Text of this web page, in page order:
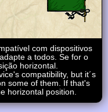
com dispositivos
a todos. Se for o
horizontal.
compatibility, but it´s
some of them. If that's
horizontal position.